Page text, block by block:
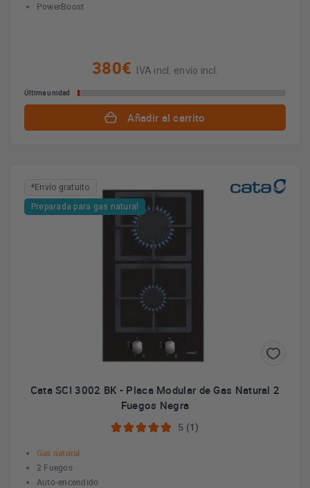
PowerBoost
380€ IVA incl. envío incl.
Última unidad
Añadir al carrito
*Envío gratuito
Preparada para gas natural
Cata SCI 3002 BK - Placa Modular de Gas Natural 2
Fuegos Negra
5 (1)
Gas natural
2 Fuegos
Auto-encendido